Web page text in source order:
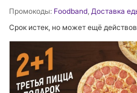
Промокоды: Foodband, Доставка
Срок истек, но может ещё